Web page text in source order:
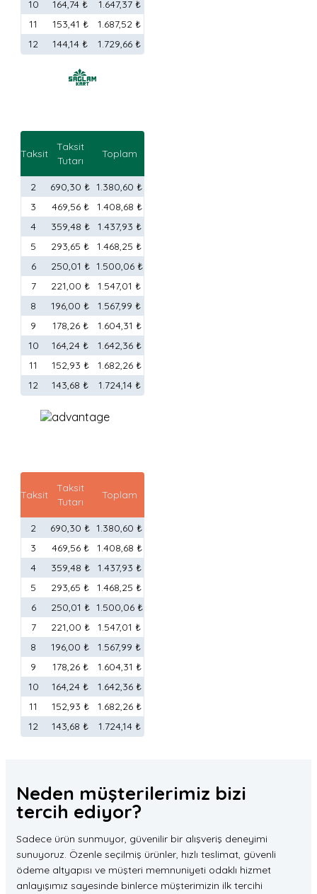
10 164,74 ₺
1.647,37 ₺
11
153,41 ₺
1.687,52 ₺
12
144,14 ₺ 1.729,66 ₺
Taksit
Taksit
Tutarı
Toplam
2 690,30 ₺ 1.380,60 ₺
3
469,56 ₺
1.408,68 ₺
4
359,48 ₺
1.437,93 ₺
5
293,65 ₺
1.468,25 ₺
6
250,01 ₺ 1.500,06 ₺
7
221,00 ₺
1.547,01 ₺
8
196,00 ₺
1.567,99 ₺
9
178,26 ₺
1.604,31 ₺
10
164,24 ₺
1.642,36 ₺
11
152,93 ₺
1.682,26 ₺
12
143,68 ₺ 1.724,14 ₺
Taksit
Taksit
Tutarı
Toplam
2 690,30 ₺ 1.380,60 ₺
3
469,56 ₺
1.408,68 ₺
4
359,48 ₺
1.437,93 ₺
5
293,65 ₺
1.468,25 ₺
6
250,01 ₺ 1.500,06 ₺
7
221,00 ₺
1.547,01 ₺
8
196,00 ₺
1.567,99 ₺
9
178,26 ₺
1.604,31 ₺
10
164,24 ₺
1.642,36 ₺
11
152,93 ₺
1.682,26 ₺
12
143,68 ₺ 1.724,14 ₺
Neden müşterilerimiz bizi
tercih ediyor?
Sadece ürün sunmuyor, güvenilir bir alışveriş deneyimi
sunuyoruz. Özenle seçilmiş ürünler, hızlı teslimat, güvenli
ödeme altyapısı ve müşteri memnuniyeti odaklı hizmet
anlayışımız sayesinde binlerce müşterimizin ilk tercihi